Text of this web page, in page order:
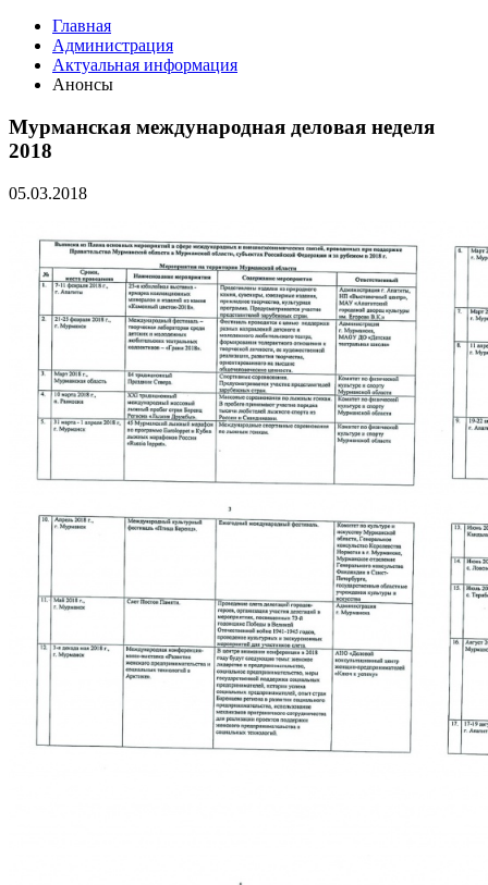
Главная
Администрация
Актуальная информация
Анонсы
Мурманская международная деловая неделя
2018
05.03.2018